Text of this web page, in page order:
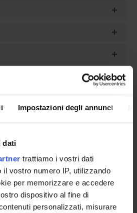
Impostazioni degli annunci
dati
trattiamo i vostri dati
il vostro numero IP, utilizzando
per memorizzare e accedere
dispositivo al fine di
personalizzati, misurare